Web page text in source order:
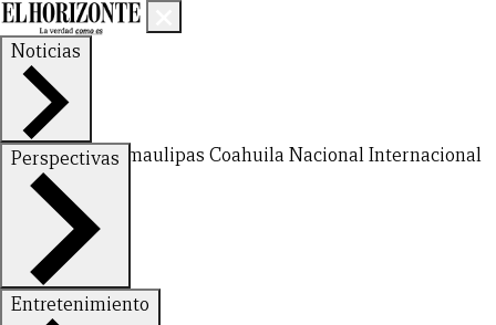
Noticias
Nuevo LeónTamaulipas Coahuila NacionalInternacional
Perspectivas
FinanzasOpinión
Entretenimiento